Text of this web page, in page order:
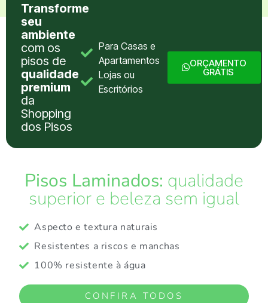
Transforme
seu
ambiente
com os
pisos de
qualidade
premium
da
Shopping
dos Pisos
Para Casas e
Apartamentos
Lojas ou
Escritórios
ORÇAMENTO
GRÁTIS
Pisos Laminados: qualidade
superior e beleza sem igual
Aspecto e textura naturais
Resistentes a riscos e manchas
100% resistente à água
CONFIRA TODOS